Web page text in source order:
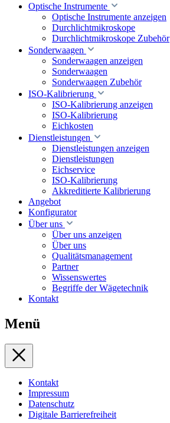
Optische Instrumente
Optische Instrumente anzeigen
Durchlichtmikroskope
Durchlichtmikroskope Zubehör
Sonderwaagen
Sonderwaagen anzeigen
Sonderwaagen
Sonderwaagen Zubehör
ISO-Kalibrierung
ISO-Kalibrierung anzeigen
ISO-Kalibrierung
Eichkosten
Dienstleistungen
Dienstleistungen anzeigen
Dienstleistungen
Eichservice
ISO-Kalibrierung
Akkreditierte Kalibrierung
Angebot
Konfigurator
Über uns
Über uns anzeigen
Über uns
Qualitätsmanagement
Partner
Wissenswertes
Begriffe der Wägetechnik
Kontakt
Menü
Kontakt
Impressum
Datenschutz
Digitale Barrierefreiheit